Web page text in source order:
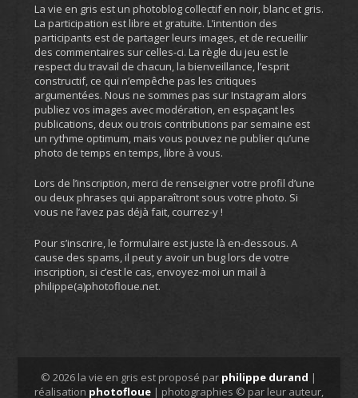
La vie en gris est un photoblog collectif en noir, blanc et gris.
La participation est libre et gratuite. L’intention des
participants est de partager leurs images, et de recueillir
des commentaires sur celles-ci. La règle du jeu est le
respect du travail de chacun, la bienveillance, l’esprit
constructif, ce qui n’empêche pas les critiques
argumentées. Nous ne sommes pas sur Instagram alors
publiez vos images avec modération, en espaçant les
publications, deux ou trois contributions par semaine est
un rythme optimum, mais vous pouvez ne publier qu’une
photo de temps en temps, libre à vous.
Lors de l’inscription, merci de renseigner votre profil d’une
ou deux phrases qui apparaîtront sous votre photo. Si
vous ne l’avez pas déjà fait, courrez-y !
Pour s’inscrire, le formulaire est juste là en-dessous. A
cause des spams, il peut y avoir un bug lors de votre
inscription, si c’est le cas, envoyez-moi un mail à
philippe(a)photofloue.net.
© 2026 la vie en gris est proposé par philippe durand |
réalisation photofloue| photographies © par leur auteur,